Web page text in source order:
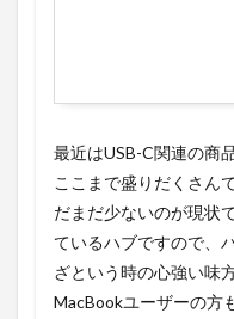
最近はUSB-C関連の商
ここまで盛りだくさん
だまだ少ないのが現状
ているハブですので、
ざという時の心強い味
MacBookユーザーの方